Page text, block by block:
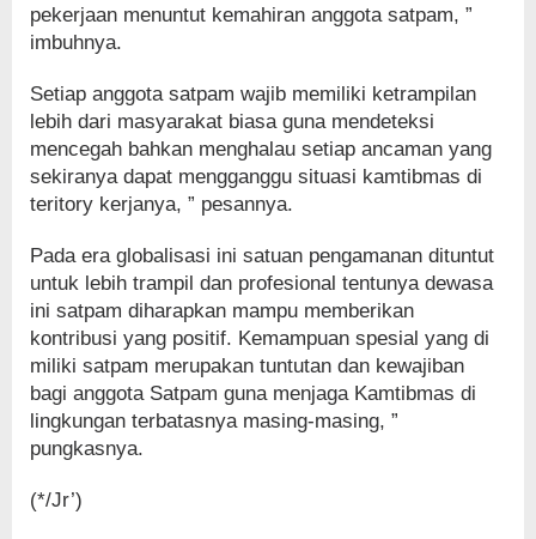
pekerjaan menuntut kemahiran anggota satpam, ”
imbuhnya.
Setiap anggota satpam wajib memiliki ketrampilan
lebih dari masyarakat biasa guna mendeteksi
mencegah bahkan menghalau setiap ancaman yang
sekiranya dapat mengganggu situasi kamtibmas di
teritory kerjanya, ” pesannya.
Pada era globalisasi ini satuan pengamanan dituntut
untuk lebih trampil dan profesional tentunya dewasa
ini satpam diharapkan mampu memberikan
kontribusi yang positif. Kemampuan spesial yang di
miliki satpam merupakan tuntutan dan kewajiban
bagi anggota Satpam guna menjaga Kamtibmas di
lingkungan terbatasnya masing-masing, ”
pungkasnya.
(*/Jr’)